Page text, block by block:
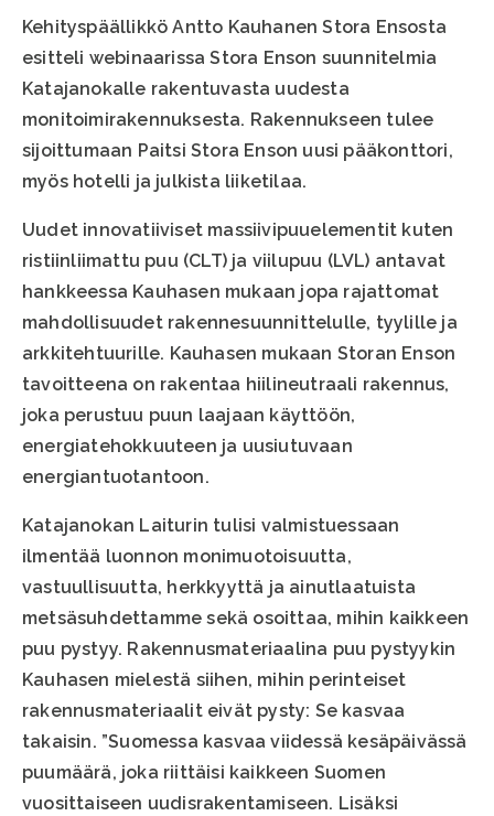
Kehityspäällikkö Antto Kauhanen Stora Ensosta
esitteli webinaarissa Stora Enson suunnitelmia
Katajanokalle rakentuvasta uudesta
monitoimirakennuksesta. Rakennukseen tulee
sijoittumaan Paitsi Stora Enson uusi pääkonttori,
myös hotelli ja julkista liiketilaa.
Uudet innovatiiviset massiivipuuelementit kuten
ristiinliimattu puu (CLT) ja viilupuu (LVL) antavat
hankkeessa Kauhasen mukaan jopa rajattomat
mahdollisuudet rakennesuunnittelulle, tyylille ja
arkkitehtuurille. Kauhasen mukaan Storan Enson
tavoitteena on rakentaa hiilineutraali rakennus,
joka perustuu puun laajaan käyttöön,
energiatehokkuuteen ja uusiutuvaan
energiantuotantoon.
Katajanokan Laiturin tulisi valmistuessaan
ilmentää luonnon monimuotoisuutta,
vastuullisuutta, herkkyyttä ja ainutlaatuista
metsäsuhdettamme sekä osoittaa, mihin kaikkeen
puu pystyy. Rakennusmateriaalina puu pystyykin
Kauhasen mielestä siihen, mihin perinteiset
rakennusmateriaalit eivät pysty: Se kasvaa
takaisin. ”Suomessa kasvaa viidessä kesäpäivässä
puumäärä, joka riittäisi kaikkeen Suomen
vuosittaiseen uudisrakentamiseen. Lisäksi